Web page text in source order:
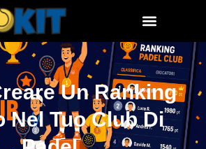
Un Ranking
Nel Tuo Club Di